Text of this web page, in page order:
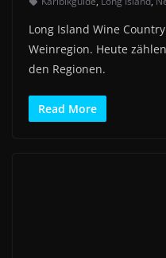
Long Island Wine
Weinregion. Heute
den Regionen.
Read More